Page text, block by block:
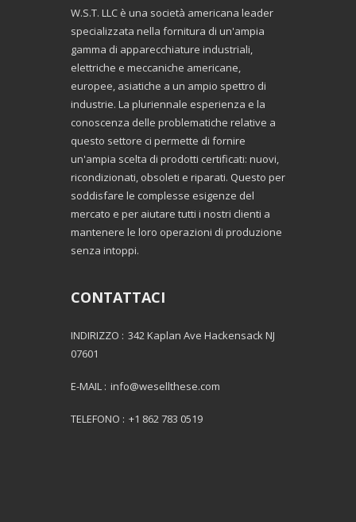
W.S.T. LLC è una società americana leader
specializzata nella fornitura di un'ampia
gamma di apparecchiature industriali,
elettriche e meccaniche americane,
europee, asiatiche a un ampio spettro di
industrie. La pluriennale esperienza e la
conoscenza delle problematiche relative a
questo settore ci permette di fornire
un'ampia scelta di prodotti certificati: nuovi,
ricondizionati, obsoleti e riparati. Questo per
soddisfare le complesse esigenze del
mercato e per aiutare tutti i nostri clienti a
mantenere le loro operazioni di produzione
senza intoppi.
CONTATTACI
INDIRIZZO : 342 Kaplan Ave Hackensack NJ
07601
E-MAIL : info@wesellthese.com
TELEFONO : +1 862 783 0519